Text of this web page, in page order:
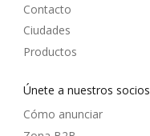
Contacto
Ciudades
Productos
Únete a nuestros socios
Cómo anunciar